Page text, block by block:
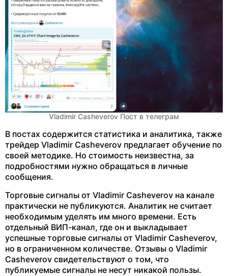
Vladimir Casheverov Пост в телеграм
В постах содержится статистика и аналитика, также
трейдер Vladimir Casheverov предлагает обучение по
своей методике. Но стоимость неизвестна, за
подробностями нужно обращаться в личные
сообщения.
Торговые сигналы от Vladimir Casheverov на канале
практически не публикуются. Аналитик не считает
необходимым уделять им много времени. Есть
отдельный ВИП-канал, где он и выкладывает
успешные торговые сигналы от Vladimir Casheverov,
но в ограниченном количестве. Отзывы о Vladimir
Casheverov свидетельствуют о том, что
публикуемые сигналы не несут никакой пользы.